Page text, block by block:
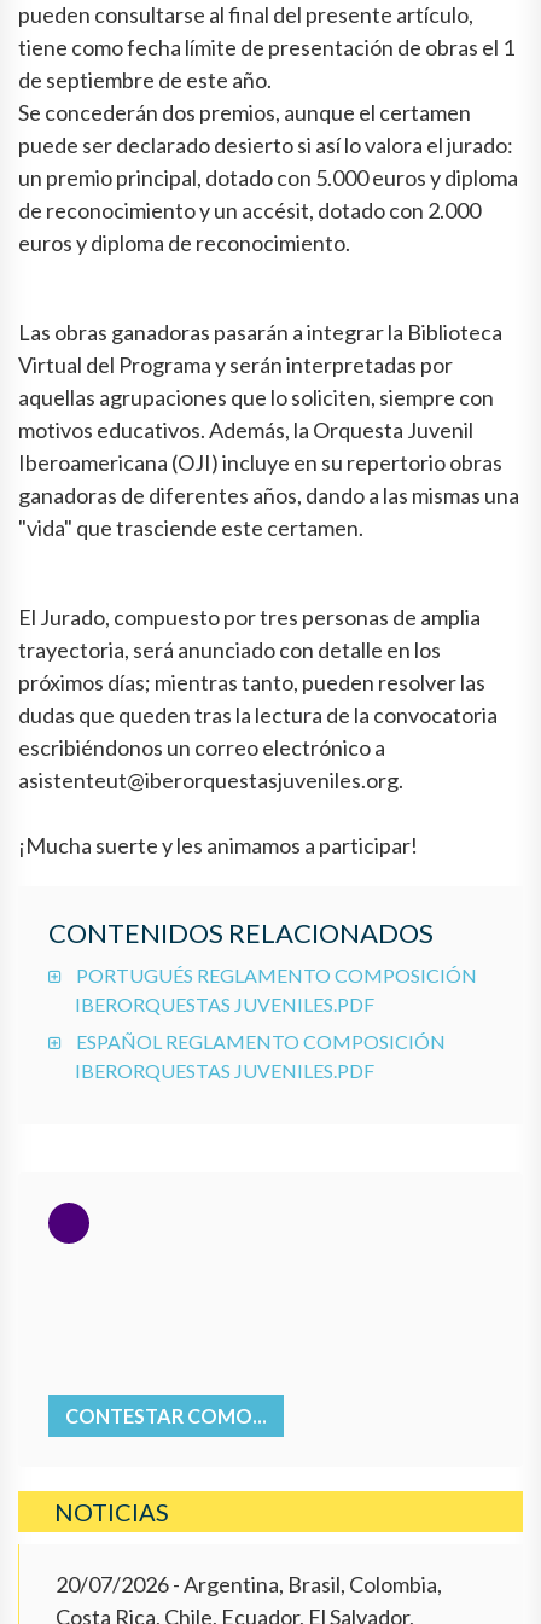
pueden consultarse al final del presente artículo,
tiene como fecha límite de presentación de obras el 1
de septiembre de este año.
Se concederán dos premios, aunque el certamen
puede ser declarado desierto si así lo valora el jurado:
un premio principal, dotado con 5.000 euros y diploma
de reconocimiento y un accésit, dotado con 2.000
euros y diploma de reconocimiento.
Las obras ganadoras pasarán a integrar la Biblioteca
Virtual del Programa y serán interpretadas por
aquellas agrupaciones que lo soliciten, siempre con
motivos educativos. Además, la Orquesta Juvenil
Iberoamericana (OJI) incluye en su repertorio obras
ganadoras de diferentes años, dando a las mismas una
"vida" que trasciende este certamen.
El Jurado, compuesto por tres personas de amplia
trayectoria, será anunciado con detalle en los
próximos días; mientras tanto, pueden resolver las
dudas que queden tras la lectura de la convocatoria
escribiéndonos un correo electrónico a
asistenteut@iberorquestasjuveniles.org.
¡Mucha suerte y les animamos a participar!
CONTENIDOS RELACIONADOS
PORTUGUÉS REGLAMENTO COMPOSICIÓN
IBERORQUESTAS JUVENILES.PDF
ESPAÑOL REGLAMENTO COMPOSICIÓN
IBERORQUESTAS JUVENILES.PDF
CONTESTAR COMO...
NOTICIAS
20/07/2026- Argentina, Brasil, Colombia,
Costa Rica, Chile, Ecuador, El Salvador,